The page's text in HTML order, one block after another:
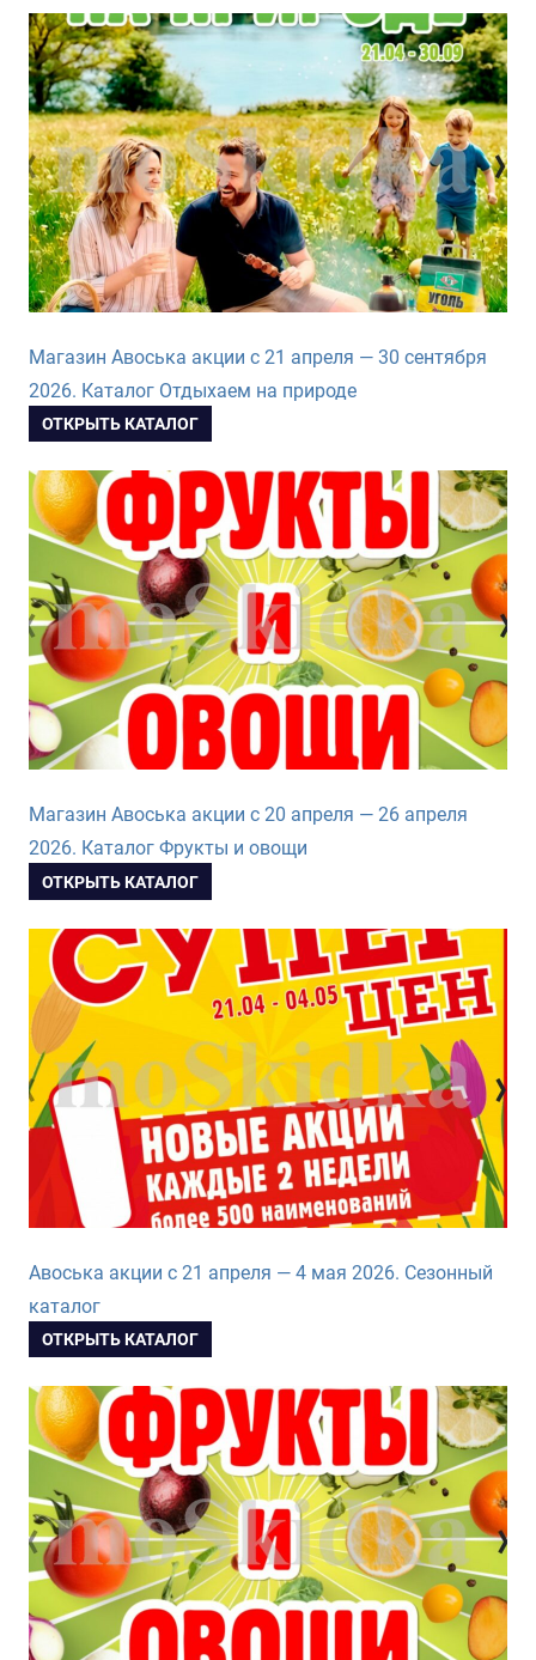
Магазин Авоська акции с 21 апреля — 30 сентября
2026. Каталог Отдыхаем на природе
ОТКРЫТЬ КАТАЛОГ
Магазин Авоська акции с 20 апреля — 26 апреля
2026. Каталог Фрукты и овощи
ОТКРЫТЬ КАТАЛОГ
Авоська акции с 21 апреля — 4 мая 2026. Сезонный
каталог
ОТКРЫТЬ КАТАЛОГ